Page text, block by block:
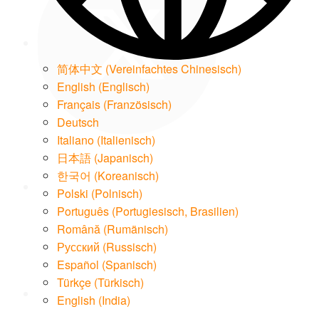
简体中文 (Vereinfachtes Chinesisch)
English (Englisch)
Français (Französisch)
Deutsch
Italiano (Italienisch)
日本語 (Japanisch)
한국어 (Koreanisch)
Polski (Polnisch)
Português (Portugiesisch, Brasilien)
Română (Rumänisch)
Русский (Russisch)
Español (Spanisch)
Türkçe (Türkisch)
English (India)
LinkedIn
Email